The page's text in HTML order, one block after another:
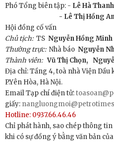
Phó Tổng biên tập: - Lê Hà
- Lê Thị Hồng
Hội đồng cố vấn
Chủ tịch:TS Nguyễn Hồng Minh
Thường trực: Nhà báo Nguyễn
Thành viên: Vũ Thị Chọn,
Địa chỉ: Tầng 4, toà nhà Viện Dầu
P.Yên Hòa, Hà Nội.
Email Tạp chí điện tử:
giấy:
Hotline: 0937.66.46.46
Chỉ phát hành, sao chép thông
khi có sự đồng ý bằng văn bản